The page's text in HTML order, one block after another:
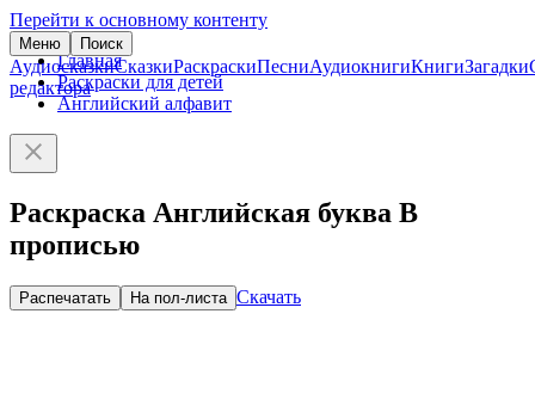
Перейти к основному контенту
Меню Поиск
АудиосказкиСказкиРаскраскиПесниАудиокнигиКнигиЗагадки
редактора
Главная
Раскраски для детей
Английский алфавит
Раскраска Английская буква B
прописью
Распечатать На пол-листа Скачать